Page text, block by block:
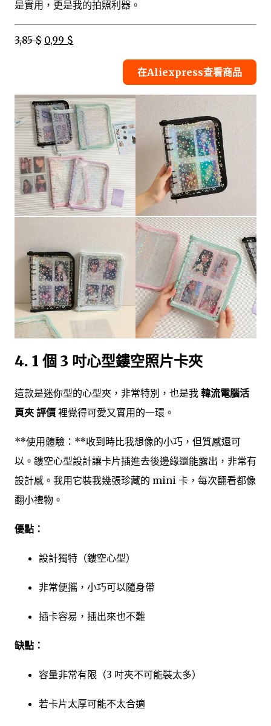
是實用，更是我的拍照利器。
3,85 $ 0,99 $
在Aliexpress查看商品
4. 1 個 3 吋心型鏤空照片卡夾
這款是迷你型的心型夾，非常特別，也是我 韓流電腦活
頁夾 評價 裡覺得可愛又實用的一環。
**使用體驗：**收到時比我想像的小巧，但質感還可
以。鏤空心型設計讓卡片插進去後邊緣還能露出，非常有
設計感。我用它裝我幾張珍藏的 mini 卡，每次翻看都像
翻小禮物。
優點：
設計獨特（鏤空心型）
非常便攜，小巧可以隨身帶
插卡容易，插出來也不難
缺點：
容量非常有限（3 吋夾不可能裝太多）
若卡片太厚可能不太合適